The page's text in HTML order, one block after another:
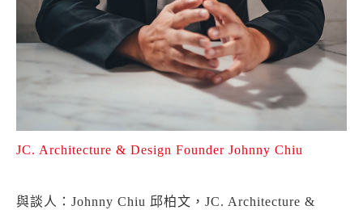
JC. Architecture & Design Founder Johnny Chiu
與談人：Johnny Chiu 邱柏文，JC. Architecture &